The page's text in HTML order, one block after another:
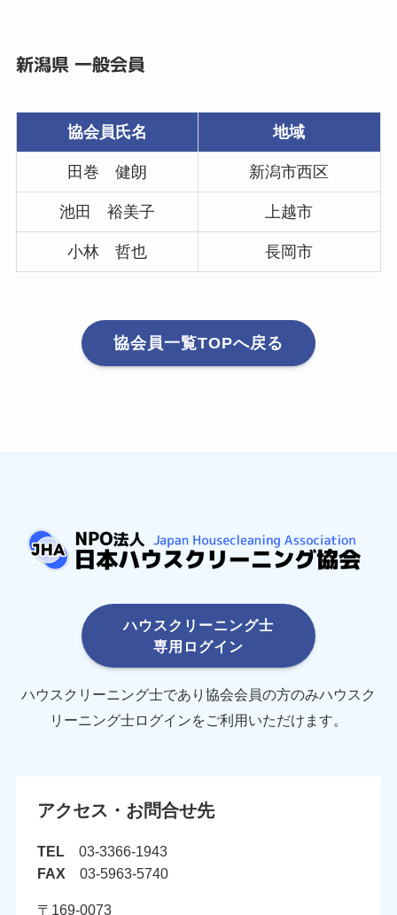
新潟県 一般会員
協会員氏名 地域
田巻 健朗 新潟市西区
池田 裕美子 上越市
小林 哲也 長岡市
協会員一覧TOPへ戻る
ハウスクリーニング士
専用ログイン
ハウスクリーニング士であり協会会員の方のみハウスク
リーニング士ログインをご利用いただけます。
アクセス・お問合せ先
TEL03-3366-1943
FAX03-5963-5740
〒169-0073